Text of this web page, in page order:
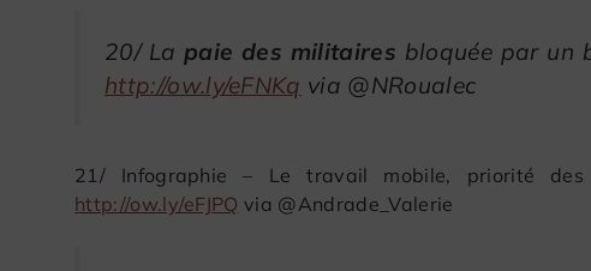
20/ La paie des militaires bloquée par un
http://ow.ly/eFNKq via @NRoualec
21/ Infographie – Le travail mobile, priorité
http://ow.ly/eFJPQ via @Andrade_Valerie